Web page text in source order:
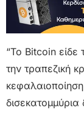
“Το Bitcoin
την τραπεζική